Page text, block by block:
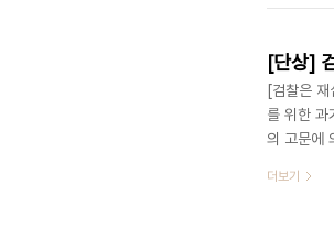
명당 재건
[단상]
[검찰은
를 위한 과
의 고문에
것으로
더보기